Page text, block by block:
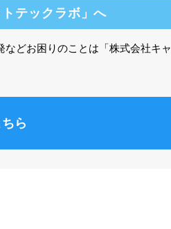
テックラボ」へ
どお困りのことは「株式会社キ
ら